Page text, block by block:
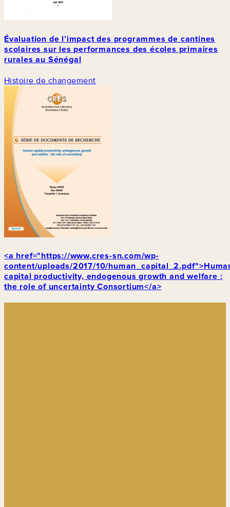
Évaluation de l’impact des programmes de cantines
scolaires sur les performances des écoles primaires
rurales au Sénégal
Histoire de changement
<a href="https://www.cres-sn.com/wp-
content/uploads/2017/10/
capital productivity, endogenous growth and welfare :
the role of uncertainty Consortium</a>